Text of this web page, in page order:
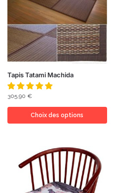
Tapis Tatami Machida
305,90 €
Choix des options